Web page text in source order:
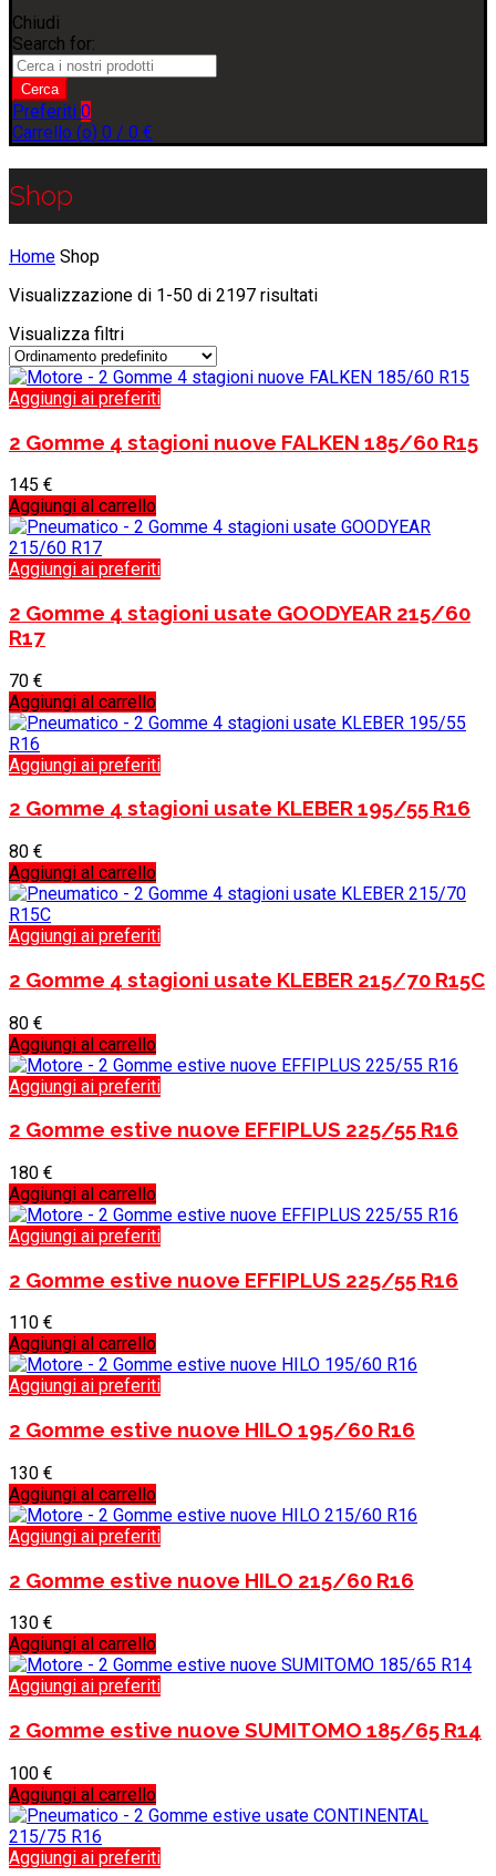
Chiudi
Search for:
Cerca
Preferiti 0
Carrello (o) 0 / 0 €
Shop
Home Shop
Visualizzazione di 1-50 di 2197 risultati
Visualizza filtri
Aggiungi ai preferiti
2 Gomme 4 stagioni nuove FALKEN 185/60 R15
145 €
Aggiungi al carrello
Aggiungi ai preferiti
2 Gomme 4 stagioni usate GOODYEAR 215/60
R17
70 €
Aggiungi al carrello
Aggiungi ai preferiti
2 Gomme 4 stagioni usate KLEBER 195/55 R16
80 €
Aggiungi al carrello
Aggiungi ai preferiti
2 Gomme 4 stagioni usate KLEBER 215/70 R15C
80 €
Aggiungi al carrello
Aggiungi ai preferiti
2 Gomme estive nuove EFFIPLUS 225/55 R16
180 €
Aggiungi al carrello
Aggiungi ai preferiti
2 Gomme estive nuove EFFIPLUS 225/55 R16
110 €
Aggiungi al carrello
Aggiungi ai preferiti
2 Gomme estive nuove HILO 195/60 R16
130 €
Aggiungi al carrello
Aggiungi ai preferiti
2 Gomme estive nuove HILO 215/60 R16
130 €
Aggiungi al carrello
Aggiungi ai preferiti
2 Gomme estive nuove SUMITOMO 185/65 R14
100 €
Aggiungi al carrello
Aggiungi ai preferiti